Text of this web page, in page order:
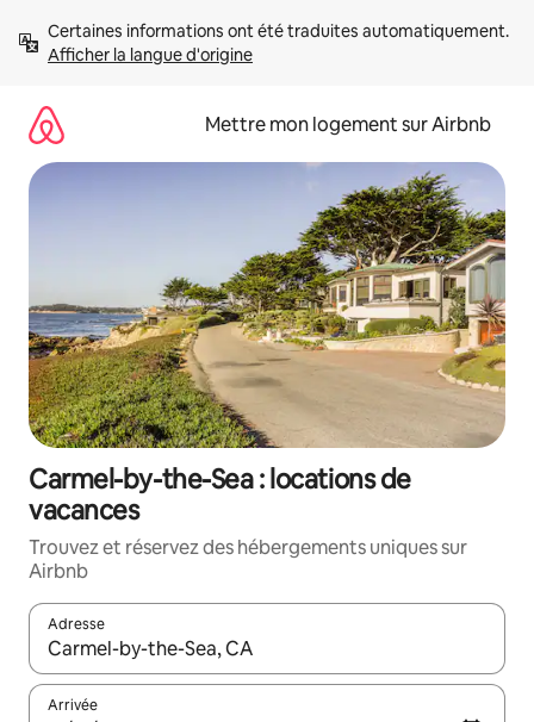
directement
Afficher la langue d'origine
Mettre mon logement sur Airbnb
Carmel-by-the-Sea : locations de
vacances
Trouvez et réservez des hébergements uniques sur
Airbnb
Adresse
Lorsque les résultats s'affichent, utilisez les flèches vers le
Arrivée